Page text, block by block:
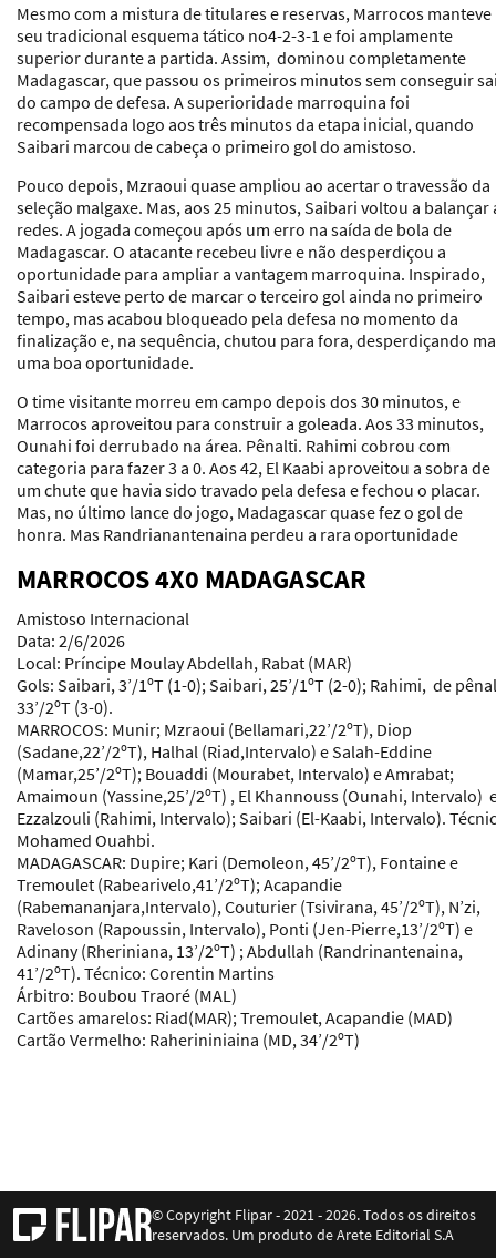
Mesmo com a mistura de titulares e reservas, Marrocos manteve
seu tradicional esquema tático no4-2-3-1 e foi amplamente
superior durante a partida. Assim, dominou completamente
Madagascar, que passou os primeiros minutos sem conseguir
do campo de defesa. A superioridade marroquina foi
recompensada logo aos três minutos da etapa inicial, quando
Saibari marcou de cabeça o primeiro gol do amistoso.
Pouco depois, Mzraoui quase ampliou ao acertar o travessão da
seleção malgaxe. Mas, aos 25 minutos, Saibari voltou a balançar
redes. A jogada começou após um erro na saída de bola de
Madagascar. O atacante recebeu livre e não desperdiçou a
oportunidade para ampliar a vantagem marroquina. Inspirado,
Saibari esteve perto de marcar o terceiro gol ainda no primeiro
tempo, mas acabou bloqueado pela defesa no momento da
finalização e, na sequência, chutou para fora, desperdiçando
uma boa oportunidade.
O time visitante morreu em campo depois dos 30 minutos, e
Marrocos aproveitou para construir a goleada. Aos 33 minutos,
Ounahi foi derrubado na área. Pênalti. Rahimi cobrou com
categoria para fazer 3 a 0. Aos 42, El Kaabi aproveitou a sobra de
um chute que havia sido travado pela defesa e fechou o placar.
Mas, no último lance do jogo, Madagascar quase fez o gol de
honra. Mas Randrianantenaina perdeu a rara oportunidade
MARROCOS 4X0 MADAGASCAR
Amistoso Internacional
Data: 2/6/2026
Local: Príncipe Moulay Abdellah, Rabat (MAR)
Gols: Saibari, 3’/1ºT (1-0); Saibari, 25’/1ºT (2-0); Rahimi, de
33’/2ºT (3-0).
MARROCOS: Munir; Mzraoui (Bellamari,22’/2ºT), Diop
(Sadane,22’/2ºT), Halhal (Riad,Intervalo) e Salah-Eddine
(Mamar,25’/2ºT); Bouaddi (Mourabet, Intervalo) e Amrabat;
Amaimoun (Yassine,25’/2ºT) , El Khannouss (Ounahi, Intervalo)
Ezzalzouli (Rahimi, Intervalo); Saibari (El-Kaabi, Intervalo).
Mohamed Ouahbi.
MADAGASCAR: Dupire; Kari (Demoleon, 45’/2ºT), Fontaine e
Tremoulet (Rabearivelo,41’/2ºT); Acapandie
(Rabemananjara,Intervalo), Couturier (Tsivirana, 45’/2ºT), N’zi,
Raveloson (Rapoussin, Intervalo), Ponti (Jen-Pierre,13’/2ºT) e
Adinany (Rheriniana, 13’/2ºT) ; Abdullah (Randrinantenaina,
41’/2ºT). Técnico: Corentin Martins
Árbitro: Boubou Traoré (MAL)
Cartões amarelos: Riad(MAR); Tremoulet, Acapandie (MAD)
Cartão Vermelho: Raherininiaina (MD, 34’/2ºT)
© Copyright Flipar - 2021 - 2026. Todos os direitos
reservados. Um produto de Arete Editorial S.A